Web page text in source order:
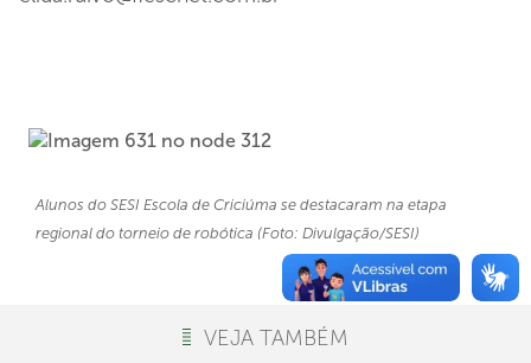
Alunos do SESI Escola de Criciúma se destacaram na etapa
regional do torneio de robótica (Foto: Divulgação/SESI)
VEJA TAMBÉM